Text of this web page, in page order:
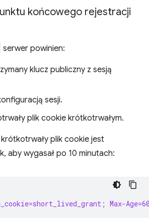
końcowego rejestracji
serwer powinien:
klucz publiczny z sesją
sesji.
plik cookie krótkotrwałym.
plik cookie jest
aby wygasał po 10 minutach:
Max-